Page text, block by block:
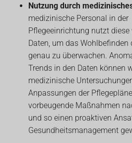
Nutzung durch
medizinische Personal in der
Pflegeeinrichtung nutzt
Daten, um das Wohlbefinden
genau zu überwachen.
Trends in den Daten können
medizinische
Anpassungen der
vorbeugende Maßnahmen
und so einen proaktiven
Gesundheitsmanagement